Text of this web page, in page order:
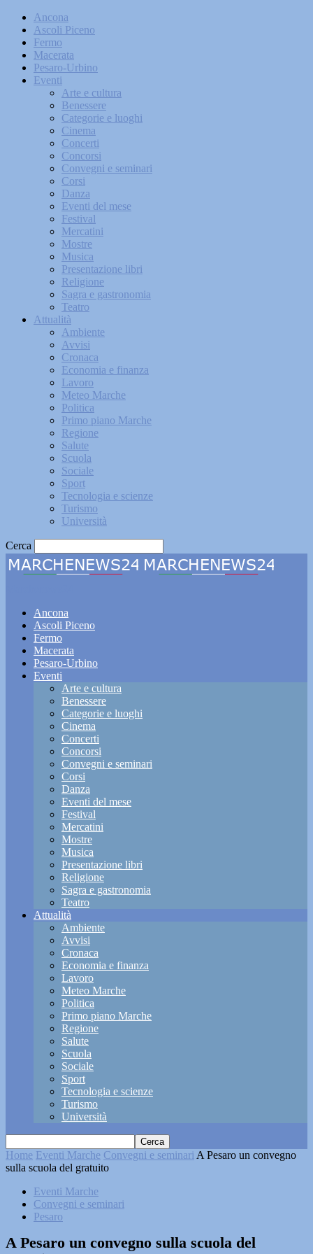
Ancona
Ascoli Piceno
Fermo
Macerata
Pesaro-Urbino
Eventi
Arte e cultura
Benessere
Categorie e luoghi
Cinema
Concerti
Concorsi
Convegni e seminari
Corsi
Danza
Eventi del mese
Festival
Mercatini
Mostre
Musica
Presentazione libri
Religione
Sagra e gastronomia
Teatro
Attualità
Ambiente
Avvisi
Cronaca
Economia e finanza
Lavoro
Meteo Marche
Politica
Primo piano Marche
Regione
Salute
Scuola
Sociale
Sport
Tecnologia e scienze
Turismo
Università
Cerca
Ancona
Ascoli Piceno
Fermo
Macerata
Pesaro-Urbino
Eventi
Arte e cultura
Benessere
Categorie e luoghi
Cinema
Concerti
Concorsi
Convegni e seminari
Corsi
Danza
Eventi del mese
Festival
Mercatini
Mostre
Musica
Presentazione libri
Religione
Sagra e gastronomia
Teatro
Attualità
Ambiente
Avvisi
Cronaca
Economia e finanza
Lavoro
Meteo Marche
Politica
Primo piano Marche
Regione
Salute
Scuola
Sociale
Sport
Tecnologia e scienze
Turismo
Università
Home Eventi Marche Convegni e seminari A Pesaro un convegno
sulla scuola del gratuito
Eventi Marche
Convegni e seminari
Pesaro
A Pesaro un convegno sulla scuola del